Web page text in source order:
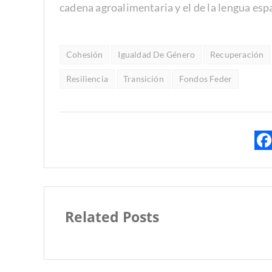
cadena agroalimentaria y el de la lengua
Cohesión Igualdad De Género Recuperación
Resiliencia Transición Fondos Feder
Related Posts